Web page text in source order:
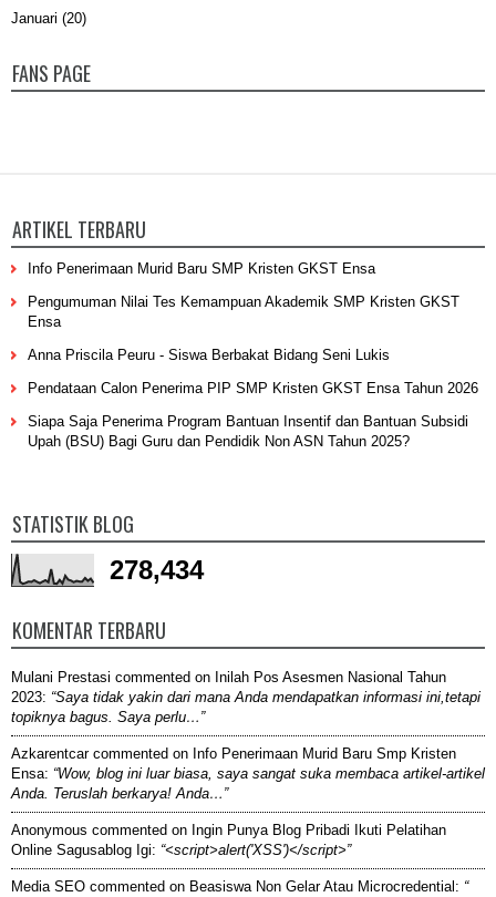
Januari (20)
FANS PAGE
ARTIKEL TERBARU
Info Penerimaan Murid Baru SMP Kristen GKST Ensa
Pengumuman Nilai Tes Kemampuan Akademik SMP Kristen GKST
Ensa
Anna Priscila Peuru - Siswa Berbakat Bidang Seni Lukis
Pendataan Calon Penerima PIP SMP Kristen GKST Ensa Tahun 2026
Siapa Saja Penerima Program Bantuan Insentif dan Bantuan Subsidi
Upah (BSU) Bagi Guru dan Pendidik Non ASN Tahun 2025?
STATISTIK BLOG
278,434
KOMENTAR TERBARU
Mulani Prestasi commented on Inilah Pos Asesmen Nasional Tahun
2023: “Saya tidak yakin dari mana Anda mendapatkan informasi ini,tetapi
topiknya bagus. Saya perlu…”
Azkarentcarcommented on Info Penerimaan Murid Baru Smp Kristen
Ensa: “Wow, blog ini luar biasa, saya sangat suka membaca artikel-artikel
Anda. Teruslah berkarya! Anda…”
Anonymous commented on Ingin Punya Blog Pribadi Ikuti Pelatihan
Online Sagusablog Igi: “<script>alert('XSS')</script>”
Media SEO commented on Beasiswa Non Gelar Atau Microcredential : “